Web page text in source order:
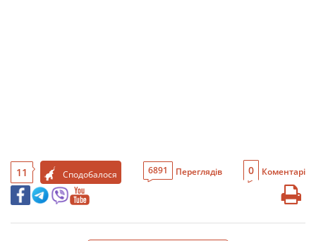
11 Сподобалося 6891 Переглядів 0 Коментарі